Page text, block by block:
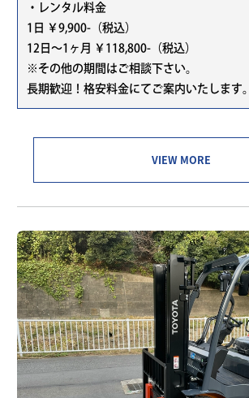
・レンタル料金
1日 ￥9,900-（税込）
12日～1ヶ月 ￥118,800-（税込）
※その他の期間はご相談下さい。
長期歓迎！格安料金にてご案内いたします。
VIEW MORE